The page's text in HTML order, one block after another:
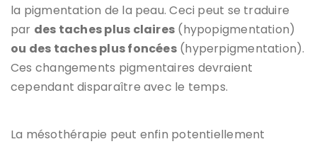
la pigmentation de la peau. Ceci peut se traduire
par des taches plus claires (hypopigmentation)
ou des taches plus foncées(hyperpigmentation).
Ces changements pigmentaires devraient
cependant disparaître avec le temps.
La mésothérapie peut enfin potentiellement